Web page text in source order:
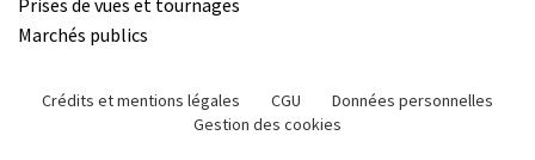
Prises de vues et tournages
Marchés publics
Crédits et mentions légales CGU
Données personnelles
Gestion des cookies